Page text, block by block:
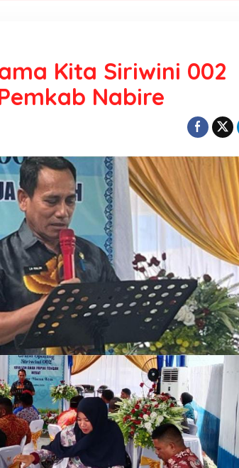
Kita Siriwini 002
Nabire